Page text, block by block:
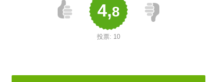
4,8
投票: 10